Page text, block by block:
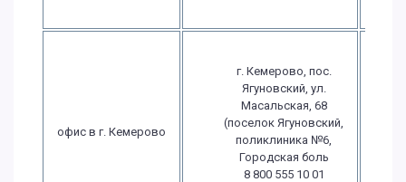
офис в г. Кемерово
г. Кемерово, пос.
Ягуновский, ул.
Масальская, 68
(поселок Ягуновский,
поликлиника №6,
Городская боль
8 800 555 10 01